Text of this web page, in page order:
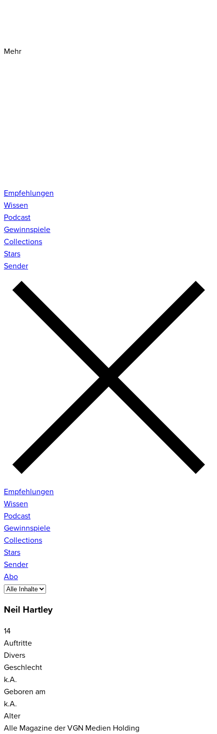
Mehr
Empfehlungen
Wissen
Podcast
Gewinnspiele
Collections
Stars
Sender
Empfehlungen
Wissen
Podcast
Gewinnspiele
Collections
Stars
Sender
Abo
Neil Hartley
14
Auftritte
Divers
Geschlecht
k.A.
Geboren am
k.A.
Alter
Alle Magazine der VGN Medien Holding